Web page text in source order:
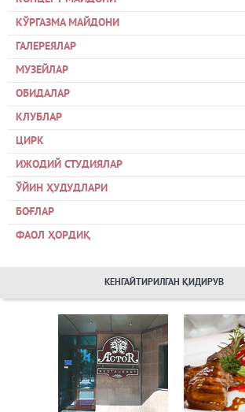
КЎРГАЗМА МАЙДОНИ
ГАЛЕРЕЯЛАР
МУЗЕЙЛАР
ОБИДАЛАР
КЛУБЛАР
ЦИРК
ИЖОДИЙ СТУДИЯЛАР
ЎЙИН ҲУДУДЛАРИ
БОҒЛАР
ФАОЛ ҲОРДИҚ
КЕНГАЙТИРИЛГАН ҚИДИРУВ